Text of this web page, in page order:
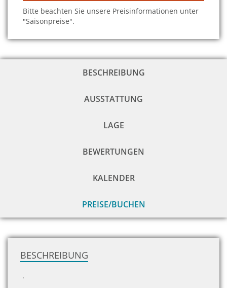
Bitte beachten Sie unsere Preisinformationen unter
"Saisonpreise".
BESCHREIBUNG
AUSSTATTUNG
LAGE
BEWERTUNGEN
KALENDER
PREISE/BUCHEN
BESCHREIBUNG
.